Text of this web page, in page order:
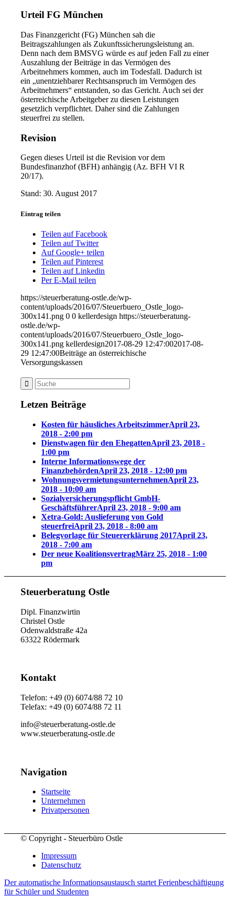
Urteil FG München
Das Finanzgericht (FG) München sah die
Beitragszahlungen als Zukunftssicherungsleistung an.
Denn nach dem BMSVG würde es auf jeden Fall zu einer
Auszahlung der Beiträge in das Vermögen des
Arbeitnehmers kommen, auch im Todesfall. Dadurch ist
ein „unentziehbarer Rechtsanspruch im Vermögen des
Arbeitnehmers“ entstanden, so das Gericht. Auch sei der
österreichische Arbeitgeber zu diesen Leistungen
gesetzlich verpflichtet. Daher sind die Zahlungen
steuerfrei zu stellen.
Revision
Gegen dieses Urteil ist die Revision vor dem
Bundesfinanzhof (BFH) anhängig (Az. BFH VI R
20/17).
Stand: 30. August 2017
Eintrag teilen
Teilen auf Facebook
Teilen auf Twitter
Auf Google+ teilen
Teilen auf Pinterest
Teilen auf Linkedin
Per E-Mail teilen
https://steuerberatung-ostle.de/wp-
content/uploads/2016/07/Steuerbuero_Ostle_logo-
300x141.png 0 0 kellerdesign https://steuerberatung-
ostle.de/wp-
content/uploads/2016/07/Steuerbuero_Ostle_logo-
300x141.png kellerdesign2017-08-29 12:47:002017-08-
29 12:47:00Beiträge an österreichische
Versorgungskassen
Letzen Beiträge
Kosten für häusliches ArbeitszimmerApril 23,
2018 - 2:00 pm
Dienstwagen für den EhegattenApril 23, 2018 -
1:00 pm
Interne Informationswege der
FinanzbehördenApril 23, 2018 - 12:00 pm
WohnungsvermietungsunternehmenApril 23,
2018 - 10:00 am
Sozialversicherungspflicht GmbH-
GeschäftsführerApril 23, 2018 - 9:00 am
Xetra-Gold: Auslieferung von Gold
steuerfreiApril 23, 2018 - 8:00 am
Belegvorlage für Steuererklärung 2017April 23,
2018 - 7:00 am
Der neue KoalitionsvertragMärz 25, 2018 - 1:00
pm
Steuerberatung Ostle
Dipl. Finanzwirtin
Christel Ostle
Odenwaldstraße 42a
63322 Rödermark
Kontakt
Telefon: +49 (0) 6074/88 72 10
Telefax: +49 (0) 6074/88 72 11
info@steuerberatung-ostle.de
www.steuerberatung-ostle.de
Navigation
Startseite
Unternehmen
Privatpersonen
© Copyright - Steuerbüro Ostle
Impressum
Datenschutz
Der automatische Informationsaustausch startet Ferienbeschäftigung
für Schüler und Studenten